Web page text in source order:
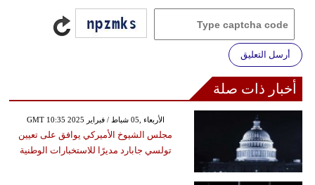
أرسل التعليق
أخبار ذات صلة
GMT 10:35 2025 الأربعاء ,05 شباط / فبراير
مجلس الشيوخ الأميركي يوافق على تعيين
تولسي جابارد مديرًا للاستخبارات الوطنية